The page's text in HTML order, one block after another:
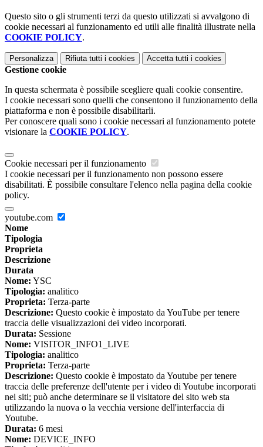
Questo sito o gli strumenti terzi da questo utilizzati si avvalgono di
cookie necessari al funzionamento ed utili alle finalità illustrate nella
COOKIE POLICY.
Personalizza Rifiuta tutti i cookies Accetta tutti i cookies
Gestione cookie
In questa schermata è possibile scegliere quali cookie consentire.
I cookie necessari sono quelli che consentono il funzionamento della
piattaforma e non è possibile disabilitarli.
Per conoscere quali sono i cookie necessari al funzionamento potete
visionare la COOKIE POLICY.
Cookie necessari per il funzionamento
I cookie necessari per il funzionamento non possono essere
disabilitati. È possibile consultare l'elenco nella pagina della cookie
policy.
youtube.com
Nome
Tipologia
Proprieta
Descrizione
Durata
Nome: YSC
Tipologia: analitico
Proprieta: Terza-parte
Descrizione: Questo cookie è impostato da YouTube per tenere
traccia delle visualizzazioni dei video incorporati.
Durata: Sessione
Nome: VISITOR_INFO1_LIVE
Tipologia: analitico
Proprieta: Terza-parte
Descrizione: Questo cookie è impostato da Youtube per tenere
traccia delle preferenze dell'utente per i video di Youtube incorporati
nei siti; può anche determinare se il visitatore del sito web sta
utilizzando la nuova o la vecchia versione dell'interfaccia di
Youtube.
Durata: 6 mesi
Nome: DEVICE_INFO